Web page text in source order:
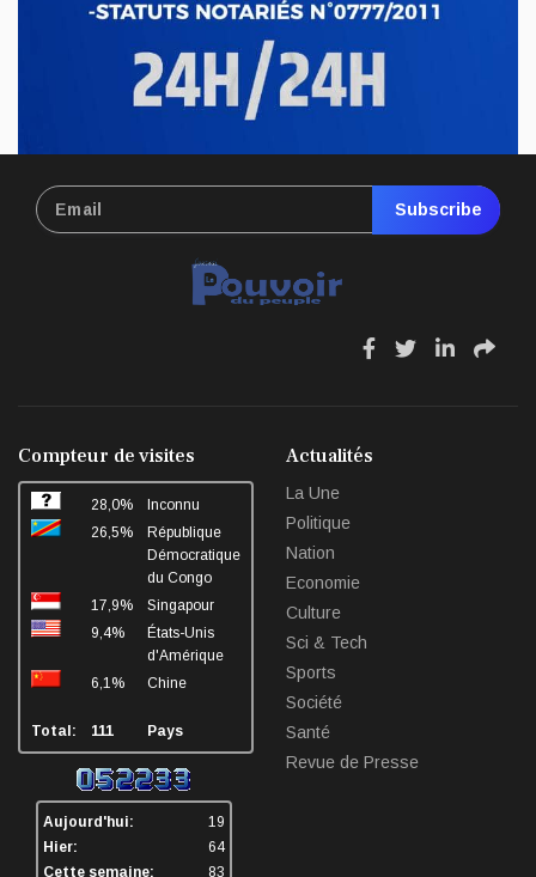
Subscribe
fa
fa
fa
fa
Compteur de visites
28,0%
Inconnu
26,5%
République
Démocratique
du Congo
17,9%
Singapour
9,4%
États-Unis
d'Amérique
6,1%
Chine
Total: 111 Pays
Aujourd'hui:
19
Hier:
64
Cette semaine:
83
Actualités
La Une
Politique
Nation
Economie
Culture
Sci & Tech
Sports
Société
Santé
Revue de Presse